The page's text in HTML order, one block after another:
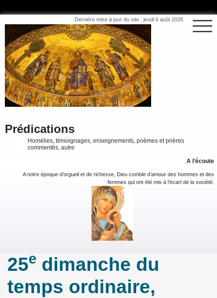
Dernière mise à jour du site : jeudi 6 août 2026
Prédications
Homélies, témoignages, enseignements, poèmes et prières
commentés, autre
A l’écoute
A notre époque d’orgueil et de richesse, Dieu comble d’amour des hommes et des
femmes qui ont été mis à l’écart de la société.
25e dimanche du
temps ordinaire,